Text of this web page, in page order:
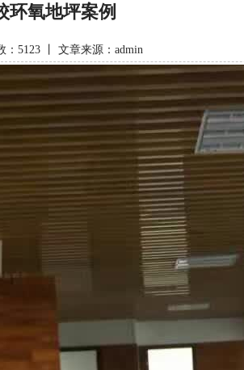
环氧地坪案例
：5123 丨 文章来源：admin